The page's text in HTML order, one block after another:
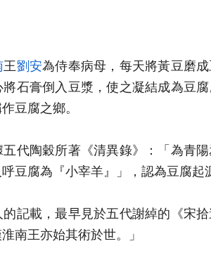
王劉安為侍奉病母，每天將黃豆磨
石膏倒入豆漿，使之凝結成為豆
豆腐之鄉。
代陶穀所著《清異錄》：「為青
豆腐為『小宰羊』」，認為豆腐起
記載，最早見於五代謝綽的《宋
南王亦始其術於世。」